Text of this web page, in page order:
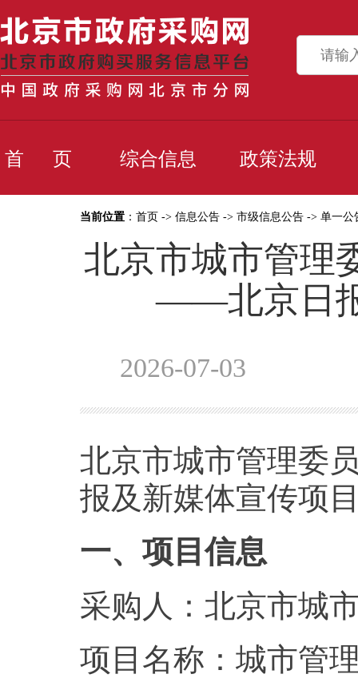
首 页 综合信息 政策法规
当前位置 ： 首页 -> 信息公告 -> 市级信息公告 -> 单一公
北京市城市管理
——北京日
2026-07-03
北京市城市管理委
报及新媒体宣传项
一、项目信息
采购人：北京市城
项目名称：城市管